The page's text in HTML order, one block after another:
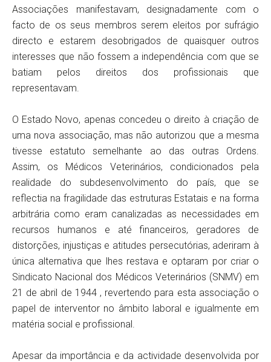
Associações manifestavam, designadamente com o
facto de os seus membros serem eleitos por sufrágio
directo e estarem desobrigados de quaisquer outros
interesses que não fossem a independência com que se
batiam pelos direitos dos profissionais que
representavam.
O Estado Novo, apenas concedeu o direito à criação de
uma nova associação, mas não autorizou que a mesma
tivesse estatuto semelhante ao das outras Ordens.
Assim, os Médicos Veterinários, condicionados pela
realidade do subdesenvolvimento do país, que se
reflectia na fragilidade das estruturas Estatais e na forma
arbitrária como eram canalizadas as necessidades em
recursos humanos e até financeiros, geradores de
distorções, injustiças e atitudes persecutórias, aderiram à
única alternativa que lhes restava e optaram por criar o
Sindicato Nacional dos Médicos Veterinários (SNMV) em
21 de abril de 1944 , revertendo para esta associação o
papel de interventor no âmbito laboral e igualmente em
matéria social e profissional.
Apesar da importância e da actividade desenvolvida por